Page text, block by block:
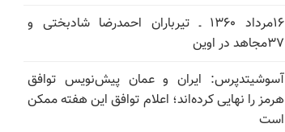
۱۶مرداد ۱۳۶۰ ـ تیرباران احمدرضا شادبختی و
۳۷مجاهد در اوین
آسوشیتدپرس: ایران و عمان پیش‌نویس توافق
هرمز را نهایی کرده‌اند؛ اعلام توافق این هفته ممکن
است